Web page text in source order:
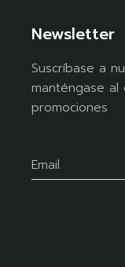
Newsletter
Suscríbase a
manténgase al
promociones